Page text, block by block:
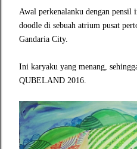
Awal perkenalanku dengan pensil
doodle di sebuah atrium pusat
Gandaria City.
Ini karyaku yang menang,
QUBELAND 2016.